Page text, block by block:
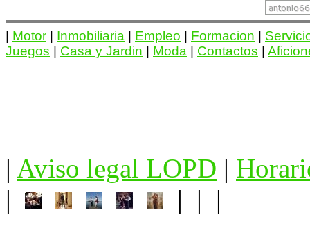
| Motor | Inmobiliaria | Empleo | Formacion |
Juegos | Casa y Jardin | Moda | Contactos |
| Aviso legal LOPD |
|
| | |